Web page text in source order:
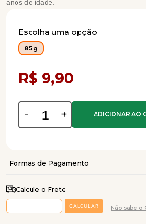
anos de idade.
Escolha uma opção
85 g
R$ 9,90
- +
Calcule o Frete
Não sabe o